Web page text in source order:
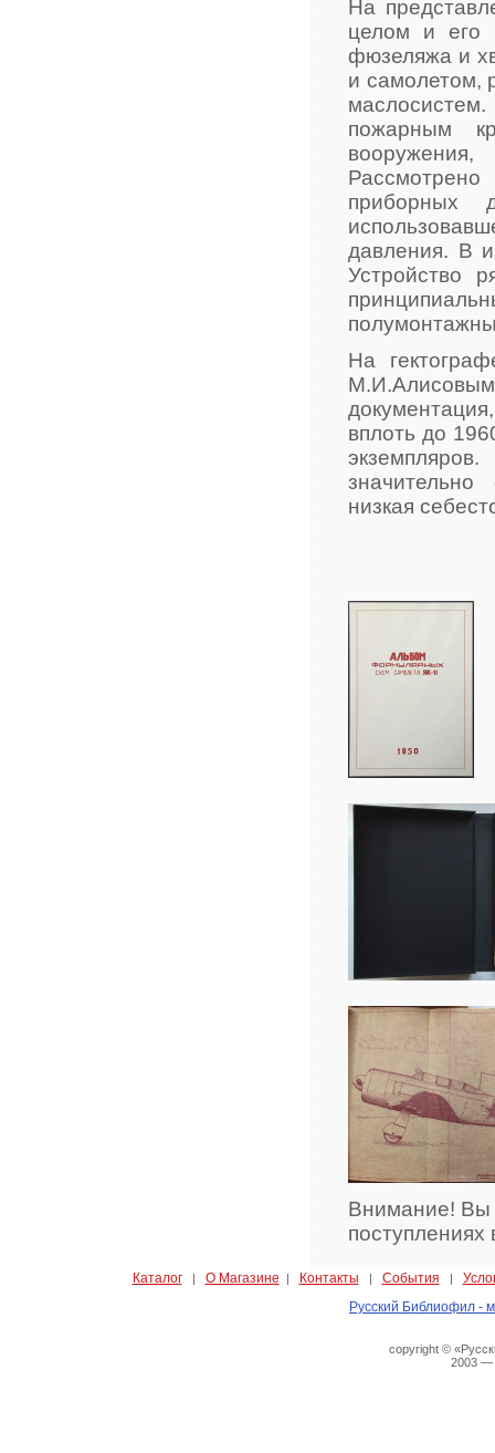
На
целом и его
фюзеляжа и
и самолетом,
пожарным
Рассмотрено
приборных
давления. В
Устройство
На
вплоть до
низкая
Внимание! Вы
Каталог| О Магазине | Контакты | События |
Русский Библиофил -
copyright ©
2003 —